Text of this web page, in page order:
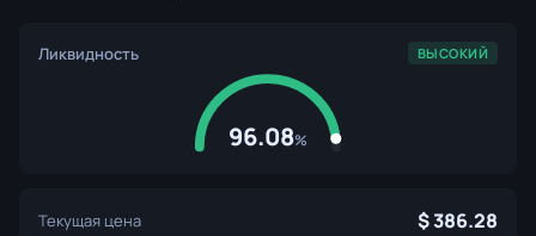
Ликвидность ВЫСОКИЙ
96.08%
Текущая цена 386.28